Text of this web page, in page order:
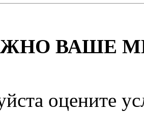
ВАШЕ
оцените